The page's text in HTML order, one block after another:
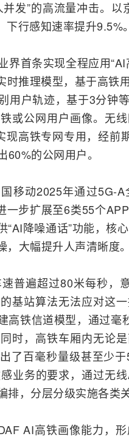
发”的高流量冲击。
行感知速率提升9.5%。
界首条实现全程应用
推理模型，基于高铁
用户轨迹，基于3分钟
或公网用户画像。无
现高铁专网专用，经前
的公网用户。
移动2025年通过5G-
步扩展至6类55个
降噪通话”功能，核
大幅提升人声清晰度。
普遍超过80米每秒，
基站算法无法应对这
铁信道模型，通过毫
时，高铁车厢内无论
了百毫秒量级甚至少
业务的要求，通过无
，分层分级实施各类
AI高铁画像能力，